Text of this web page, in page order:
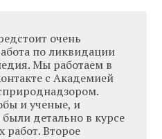
очень
по ликвидации
Мы работаем в
с Академией
и ученые, и
были детально в курсе
работ. Второе